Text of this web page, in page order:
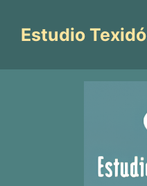
contenido
Estudio Texidó